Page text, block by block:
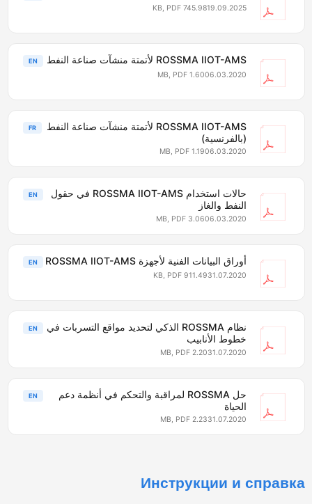
19.09.2025
745.98 KB, PDF
ROSSMA IIOT-AMS لأتمتة منشآت صناعة النفط EN
06.03.2020
1.60 MB, PDF
ROSSMA IIOT-AMS لأتمتة منشآت صناعة النفط
(بالفرنسية)
FR
06.03.2020
1.19 MB, PDF
حالات استخدام ROSSMA IIOT-AMS في حقول
النفط والغاز
EN
06.03.2020
3.06 MB, PDF
أوراق البيانات الفنية لأجهزة ROSSMA IIOT-AMS EN
31.07.2020
911.49 KB, PDF
نظام ROSSMA الذكي لتحديد مواقع التسربات في
خطوط الأنابيب
EN
31.07.2020
2.20 MB, PDF
حل ROSSMA لمراقبة والتحكم في أنظمة دعم
الحياة
31.07.2020
2.23 MB, PDF
Инструкции и